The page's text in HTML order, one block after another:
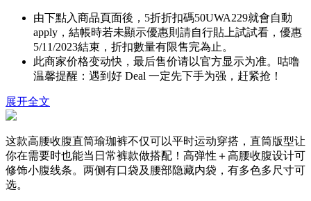
由下點入商品頁面後，5折折扣碼50UWA229就會自動
apply，結帳時若未顯示優惠則請自行貼上試試看，優惠
5/11/2023結束，折扣數量有限售完為止。
此商家价格变动快，最后售价请以官方显示为准。咕噜
温馨提醒：遇到好 Deal 一定先下手为强，赶紧抢！
展开全文
这款高腰收腹直筒瑜珈裤不仅可以平时运动穿搭，直筒版型让
你在需要时也能当日常裤款做搭配！高弹性＋高腰收腹设计可
修饰小腹线条。两侧有口袋及腰部隐藏内袋，有多色多尺寸可
选。